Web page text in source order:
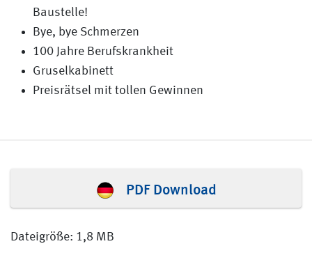
Baustelle!
Bye, bye Schmerzen
100 Jahre Berufskrankheit
Gruselkabinett
Preisrätsel mit tollen Gewinnen
PDF Download
Dateigröße: 1,8 MB